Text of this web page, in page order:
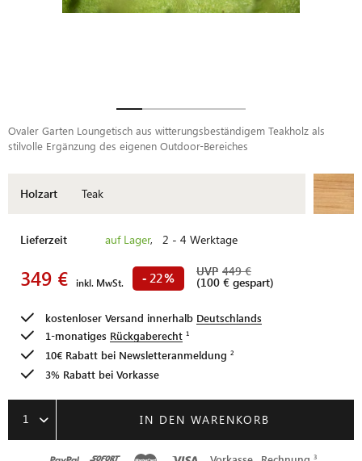
Ovaler Garten Loungetisch aus witterungsbeständigem Teakholz als
stilvolle Ergänzung des eigenen Outdoor-Bereiches
Holzart Teak
Lieferzeit auf Lager, 2 - 4 Werktage
349 € inkl. MwSt. - 22%
UVP 449 €
(100 € gespart)
kostenloser Versand innerhalb Deutschlands
1-monatiges Rückgaberecht
10€ Rabatt bei Newsletteranmeldung
3% Rabatt bei Vorkasse
1 IN DEN WARENKORB